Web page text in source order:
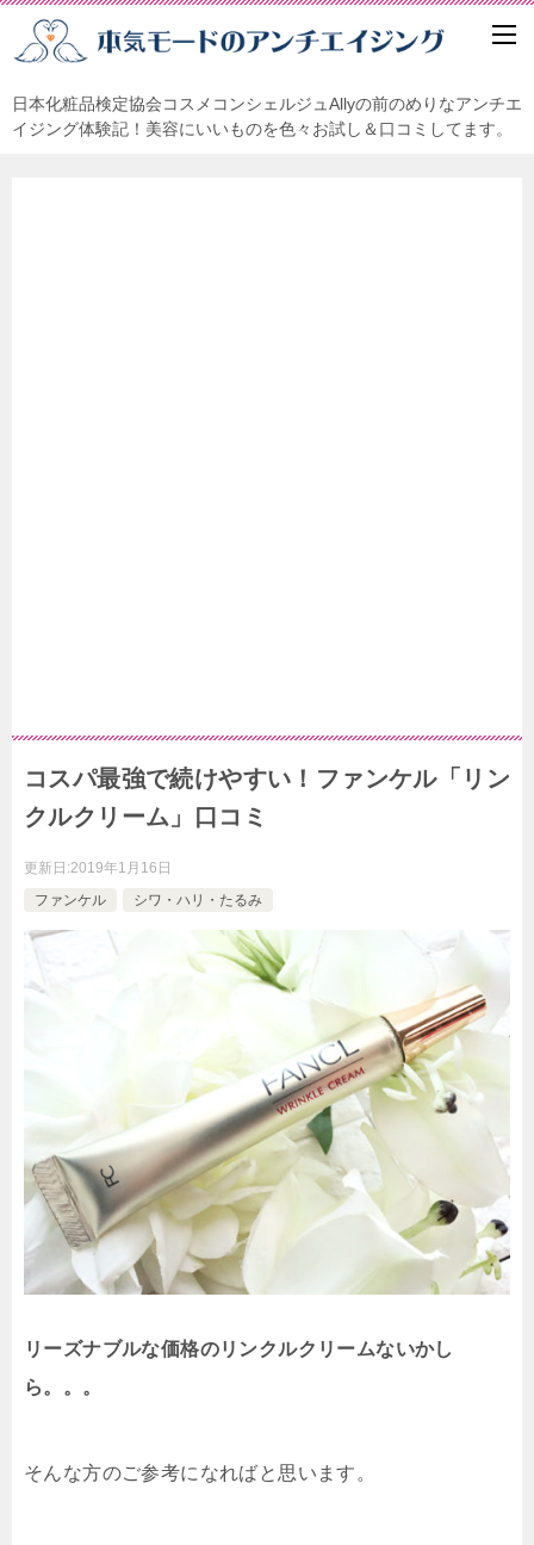
日本化粧品検定協会コスメコンシェルジュAllyの前のめりなアンチエ
イジング体験記！美容にいいものを色々お試し＆口コミしてます。
コスパ最強で続けやすい！ファンケル「リン
クルクリーム」口コミ
更新日:2019年1月16日
ファンケル
シワ・ハリ・たるみ
リーズナブルな価格のリンクルクリームないかし
ら。。。
そんな方のご参考になればと思います。